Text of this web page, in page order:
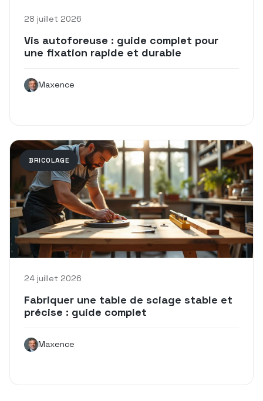
28 juillet 2026
Vis autoforeuse : guide complet pour
une fixation rapide et durable
Maxence
BRICOLAGE
24 juillet 2026
Fabriquer une table de sciage stable et
précise : guide complet
Maxence